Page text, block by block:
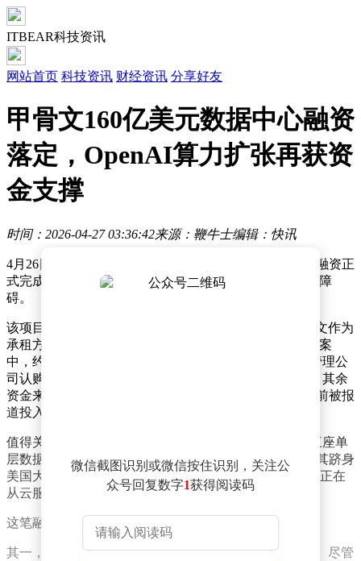
ITBEAR科技资讯
网站首页 科技资讯 财经资讯 分享好友
甲骨文160亿美元数据中心融资
落定，OpenAI算力扩张再获资
金支撑
时间：2026-04-27 03:36:42来源：鞭牛士编辑：快讯
4月26日消息，甲骨文一项总规模160亿美元的数据中心融资正
式完成，为其服务OpenAI的大型算力园区建设扫清关键障
碍。
该项目位于美国密歇根州，由Related Digital开发，甲骨文作为
承租方，未来将主要支持OpenAI应用所需算力。融资方案
中，约140亿美元通过债券发行完成，美国太平洋投资管理公
司认购约100亿美元，其余由其他机构投资者承接。项目其余
资金来自开发商及黑石关联基金股权出资，其中黑石此前被报
道投入约20亿美元。
值得关注的是，密歇根园区规划超过1吉瓦容量，包括三座单
层数据中心建筑，并配套电力与储能设施。这一规模使其跻身
美国大型AI算力园区之列，也体现OpenAI与甲骨文合作正在
从云服务关系延伸至更重资产的基础设施层。
这笔融资释放两个信号。
其一，资本市场仍愿为AI算力“军备竞赛”提供资金支持。尽管
微信截图识别或微信按住识别，关注公
众号回复数字1获得阅读码